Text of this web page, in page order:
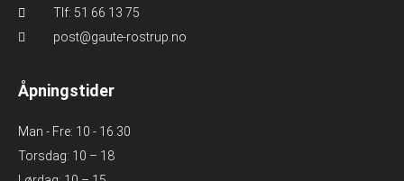
Tlf: 51 66 13 75
post@gaute-rostrup.no
Åpningstider
Man - Fre: 10 - 16.30
Torsdag: 10 – 18